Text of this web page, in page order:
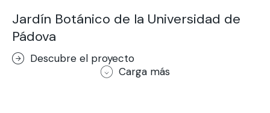
Jardín Botánico de la Universidad de
Pádova
Descubre el proyecto
Carga más